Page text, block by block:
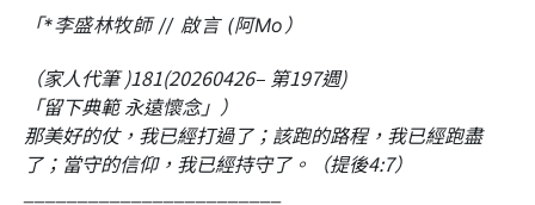
「*李盛林牧師 // 啟言 (阿Mo）
（家人代筆 )181(20260426– 第197週)
「留下典範 永遠懷念」）
那美好的仗，我已經打過了；該跑的路程，我已經跑盡
了；當守的信仰，我已經持守了。（提後4:7）